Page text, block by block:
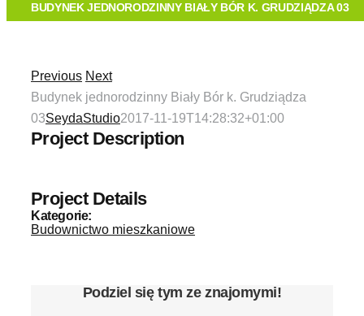
OFERTA
KONTAKT
BUDYNEK JEDNORODZINNY BIAŁY BÓR K. GRUDZIĄDZA 03
Previous Next
Budynek jednorodzinny Biały Bór k. Grudziądza
03SeydaStudio2017-11-19T14:28:32+01:00
Project Description
Project Details
Kategorie:
Budownictwo mieszkaniowe
Podziel się tym ze znajomymi!